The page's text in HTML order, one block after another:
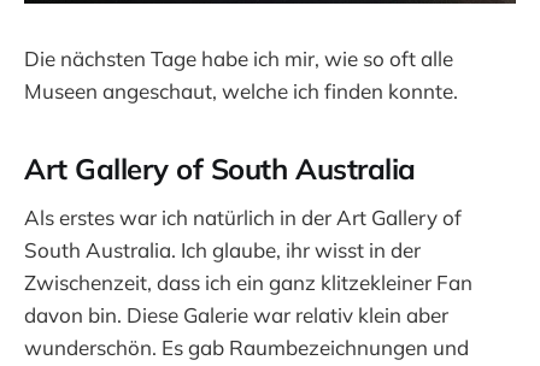
Die nächsten Tage habe ich mir, wie so oft alle
Museen angeschaut, welche ich finden konnte.
Art Gallery of South Australia
Als erstes war ich natürlich in der Art Gallery of
South Australia. Ich glaube, ihr wisst in der
Zwischenzeit, dass ich ein ganz klitzekleiner Fan
davon bin. Diese Galerie war relativ klein aber
wunderschön. Es gab Raumbezeichnungen und